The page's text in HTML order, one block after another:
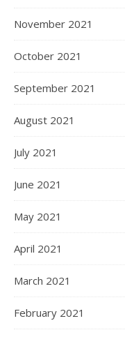
November 2021
October 2021
September 2021
August 2021
July 2021
June 2021
May 2021
April 2021
March 2021
February 2021